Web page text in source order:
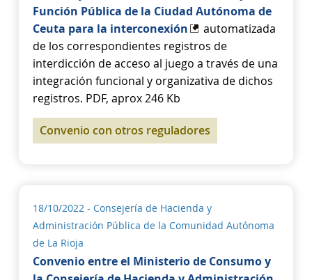
Función Pública de la Ciudad Autónoma de
Ceuta para la interconexión
automatizada
de los correspondientes registros de
interdicción de acceso al juego a través de una
integración funcional y organizativa de dichos
registros. PDF, aprox 246 Kb
Convenio con otros reguladores
18/10/2022 - Consejería de Hacienda y
Administración Pública de la Comunidad Autónoma
de La Rioja
Convenio entre el Ministerio de Consumo y